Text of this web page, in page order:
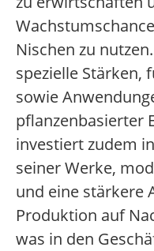
Nischen zu
spezielle Stärken,
sowie
pflanzenbasierter
investiert zudem
seiner Werke,
und eine stärkere
Produktion auf
was in den